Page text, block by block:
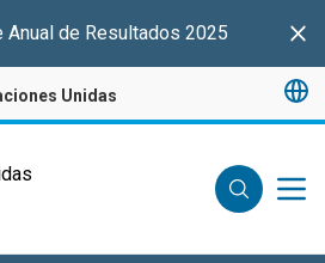
de Resultados 2025
Unidas